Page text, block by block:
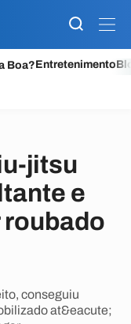
Boa?Entretenimento
jitsu
e
conseguiu
at&eacute;